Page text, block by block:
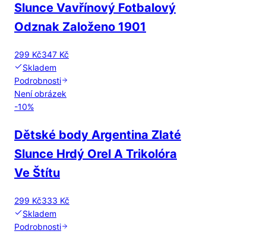
Slunce Vavřínový Fotbalový
Odznak Založeno 1901
299 Kč347 Kč
Skladem
Podrobnosti
Není obrázek
-10%
Dětské body Argentina Zlaté
Slunce Hrdý Orel A Trikolóra
Ve Štítu
299 Kč333 Kč
Skladem
Podrobnosti